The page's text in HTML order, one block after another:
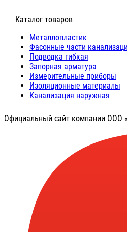
⠀Каталог товаров
Металлопластик
Фасонные части
Подводка гибкая
Запорная арматура
Измерительные приборы
Изоляционные материалы
Канализация наружная
Официальный сайт компании ООО